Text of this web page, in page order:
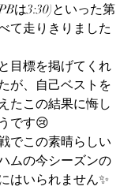
は3:30)といった第
て走りきりました
目標を掲げてくれ
が、自己ベストを
たこの結果に悔し
です😢
でこの素晴らしい
ムの今シーズンの
はいられません✨